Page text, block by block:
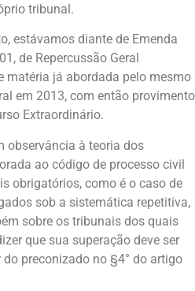
tribunal.
estávamos diante de Emenda
de Repercussão Geral
matéria já abordada pelo mesmo
em 2013, com então provimento
Extraordinário.
observância à teoria dos
ao código de processo civil
obrigatórios, como é o caso de
sob a sistemática repetitiva,
sobre os tribunais dos quais
que sua superação deve ser
preconizado no §4° do artigo